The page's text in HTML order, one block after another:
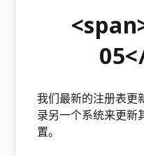
我们最新的注册表更
录另一个系统来更新
置。